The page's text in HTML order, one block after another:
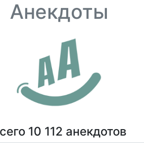
Анекдоты
10 112 анекдотов